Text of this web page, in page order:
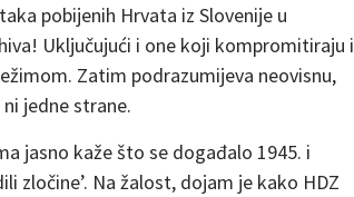
pobijenih Hrvata iz Slovenije u
Uključujući i one koji kompromitiraju i
Zatim podrazumijeva neovisnu,
jedne strane.
jasno kaže što se događalo 1945. i
zločine’. Na žalost, dojam je kako HDZ